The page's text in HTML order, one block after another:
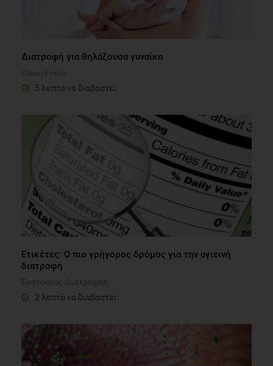
Διατροφή για θηλάζουσα γυναίκα
Οικογένεια
5 λεπτά να διαβαστεί
Ετικέτες: Ο πιο γρήγορος δρόμος για την υγιεινή
διατροφή
Συστάσεις Διατροφής
2 λεπτά να διαβαστεί